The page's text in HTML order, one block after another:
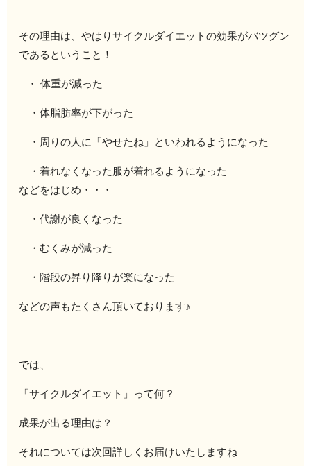
その理由は、やはりサイクルダイエットの効果がバツグン
であるということ！
・ 体重が減った
・体脂肪率が下がった
・周りの人に「やせたね」といわれるようになった
・着れなくなった服が着れるようになった
などをはじめ・・・
・代謝が良くなった
・むくみが減った
・階段の昇り降りが楽になった
などの声もたくさん頂いております♪
では、
「サイクルダイエット」って何？
成果が出る理由は？
それについては次回詳しくお届けいたしますね